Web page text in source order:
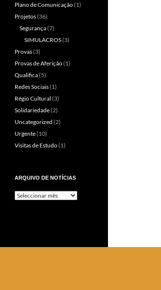
Plano de Comunicação(1)
Projetos(36)
Segurança(7)
SIMULACROS(3)
Provas(3)
Provas de Aferição(1)
Qualifica(5)
Redes Sociais(1)
Régio Cultural (3)
Solidariedade(2)
Uncategorized (2)
Urgente(10)
Visitas de Estudo(1)
ARQUIVO DE NOTÍCIAS
Arquivo